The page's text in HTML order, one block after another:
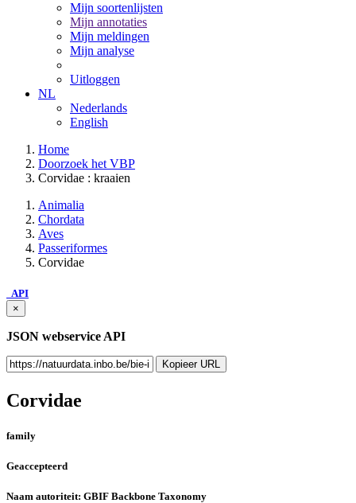
Mijn soortenlijsten
Mijn annotaties
Mijn meldingen
Mijn analyse
Uitloggen
NL
Nederlands
English
Home
Doorzoek het VBP
Corvidae : kraaien
Animalia
Chordata
Aves
Passeriformes
Corvidae
API
×
JSON webservice API
Kopieer URL
Corvidae
family
Geaccepteerd
Naam autoriteit: GBIF Backbone Taxonomy